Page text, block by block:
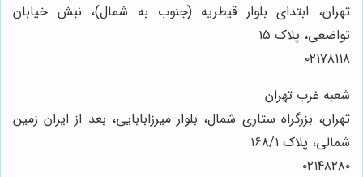
تهران، ابتدای بلوار قیطریه (جنوب به شمال)، نبش خیابان
تواضعی، پلاک ۱۵
۰۲۱۷۸۱۱۸
شعبه غرب تهران
تهران، بزرگراه ستاری شمال، بلوار میرزابابایی، بعد از ایران زمین
شمالی، پلاک ۱۶۸/۱
۰۲۱۴۸۲۸۰